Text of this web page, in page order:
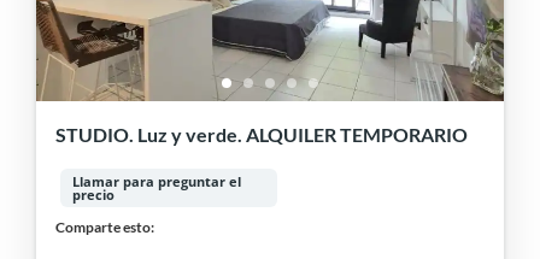
STUDIO. Luz y verde. ALQUILER TEMPORARIO
Llamar para preguntar el
precio
Comparte esto: